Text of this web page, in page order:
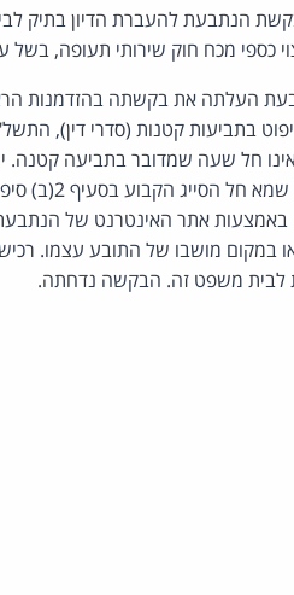
הנתבעת להעברת הדיון בתיק
כספי מכח חוק שירותי תעופה, בשל
העלתה את בקשתה בהזדמנות
אינו חל שעה שמדובר בתביעה
הנתבעת,
אתר האינטרנט של הנתבעת
במקום מושבו של התובע עצמו.
לבית משפט זה. הבקשה נדחתה.